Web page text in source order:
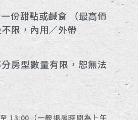
份甜點或鹹食 （最高價
限，內用／外帶
房型數量有限，恕無法
13:00（一般退房時間為上午